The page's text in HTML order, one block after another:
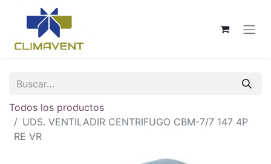
Todos los productos
UDS. VENTILADIR CENTRIFUGO CBM-7/7 147 4P
RE VR